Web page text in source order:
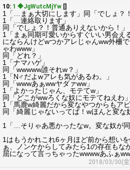
10: 1 ◆JgWutcMjYw []
1「…まぁ大切にします」同「でしょ？！
1「…連絡取ります」
同「でしょ？！普通ありえないから！」
1「まぁ同期可愛いからすぐいい男会え
にならんけどwつかアレじゃんww外柵
ゃわwww」
同「どれ？」
1「ナマハゲ」
同「wwwww誰それw？」
1「N♂だよwアレも気があるわ。」
同「wwwあぁwwヤダァww」
1「よかったじゃん、モテてw」
同「どこがwwろくな奴にモテてねえわ」
1「馬鹿w綺麗だから変なやつからもア
同「綺麗じゃないってば！wほんと変な
1「…そりゃあ悪かったなw。変な奴が同
1はもうかれこれ6ヶ月ほど前から想い
ぁ、ノンケからしてみたら1の存在もな
屈になって言っちゃったwwwwあふぁ
2018/03/30(